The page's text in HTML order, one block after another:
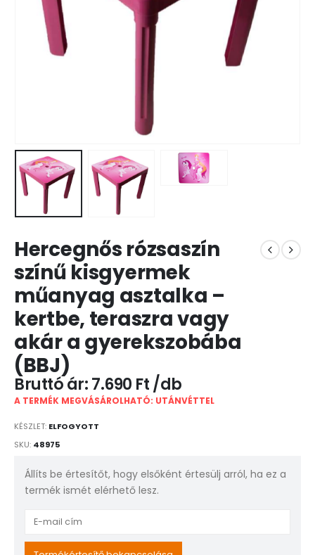
Hercegnős rózsaszín
színű kisgyermek
műanyag asztalka –
kertbe, teraszra vagy
akár a gyerekszobába
(BBJ)
7.690 Ft
A TERMÉK MEGVÁSÁROLHATÓ: UTÁNVÉTTEL
KÉSZLET: ELFOGYOTT
SKU: 48975
Állíts be értesítőt, hogy elsőként értesülj arról, ha ez a
termék ismét elérhető lesz.
Enter
email